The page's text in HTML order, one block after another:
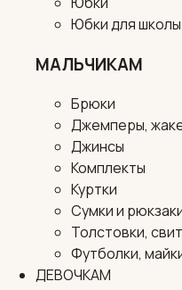
Юбки для школы
МАЛЬЧИКАМ
Брюки
Джемперы,
Джинсы
Комплекты
Куртки
Сумки и
Толстовки,
Футболки,
ДЕВОЧКАМ